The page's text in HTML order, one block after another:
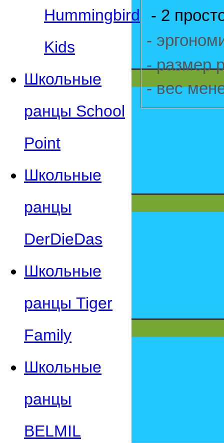
Hummingbird
Kids
Школьные
ранцы School
Point
Школьные
ранцы
DerDieDas
Школьные
ранцы Tiger
Family
Школьные
ранцы
BELMIL
- 2
-
-размер
- вес